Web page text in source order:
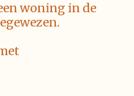
woning in de